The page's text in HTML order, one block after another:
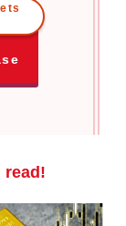
read!